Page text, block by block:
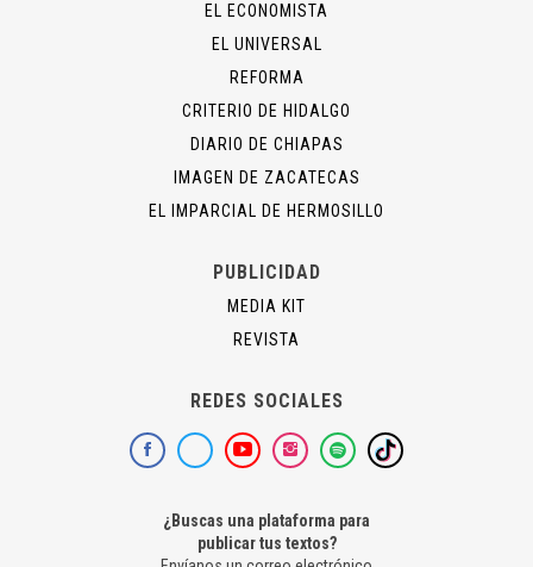
EL ECONOMISTA
EL UNIVERSAL
REFORMA
CRITERIO DE HIDALGO
DIARIO DE CHIAPAS
IMAGEN DE ZACATECAS
EL IMPARCIAL DE HERMOSILLO
PUBLICIDAD
MEDIA KIT
REVISTA
REDES SOCIALES
¿Buscas una plataforma para
publicar tus textos?